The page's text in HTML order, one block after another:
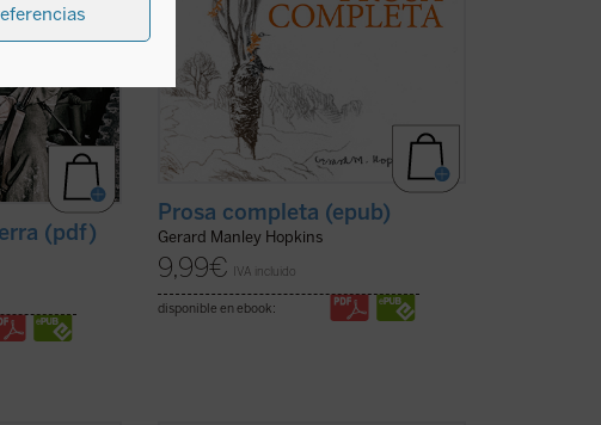
(pdf)
Prosa completa (epub)
Gerard Manley Hopkins
9,99€ IVA incluido
disponible en ebook: